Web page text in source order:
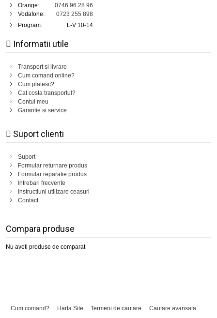
Orange:
0746 96 28 96
Vodafone:
0723 255 898
Program:
L-V 10-14
Informatii utile
Transport si livrare
Cum comand online?
Cum platesc?
Cat costa transportul?
Contul meu
Garantie si service
Suport clienti
Suport
Formular returnare produs
Formular reparatie produs
Intrebari frecvente
Instructiuni utilizare ceasuri
Contact
Compara produse
Nu aveti produse de comparat
Cum comand? Harta Site Termeni de cautare Cautare avansata